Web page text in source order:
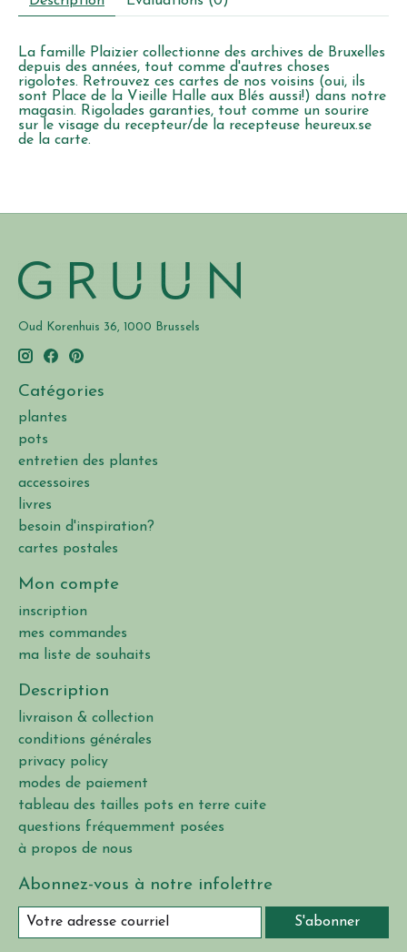
La famille Plaizier collectionne des archives de Bruxelles
depuis des années, tout comme d'autres choses
rigolotes. Retrouvez ces cartes de nos voisins (oui, ils
sont Place de la Vieille Halle aux Blés aussi!) dans notre
magasin. Rigolades garanties, tout comme un sourire
sur le visage du recepteur/de la recepteuse heureux.se
de la carte.
Oud Korenhuis 36, 1000 Brussels
Catégories
plantes
pots
entretien des plantes
accessoires
livres
besoin d'inspiration?
cartes postales
Mon compte
inscription
mes commandes
ma liste de souhaits
Description
livraison & collection
conditions générales
privacy policy
modes de paiement
tableau des tailles pots en terre cuite
questions fréquemment posées
à propos de nous
Abonnez-vous à notre infolettre
S'abonner